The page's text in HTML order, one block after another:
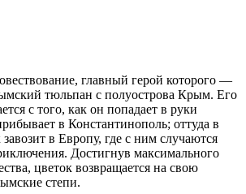
главный герой которого —
тюльпан с полуострова Крым. Его
с того, как он попадает в руки
в Константинополь; оттуда в
в Европу, где с ним случаются
Достигнув максимального
цветок возвращается на свою
степи.